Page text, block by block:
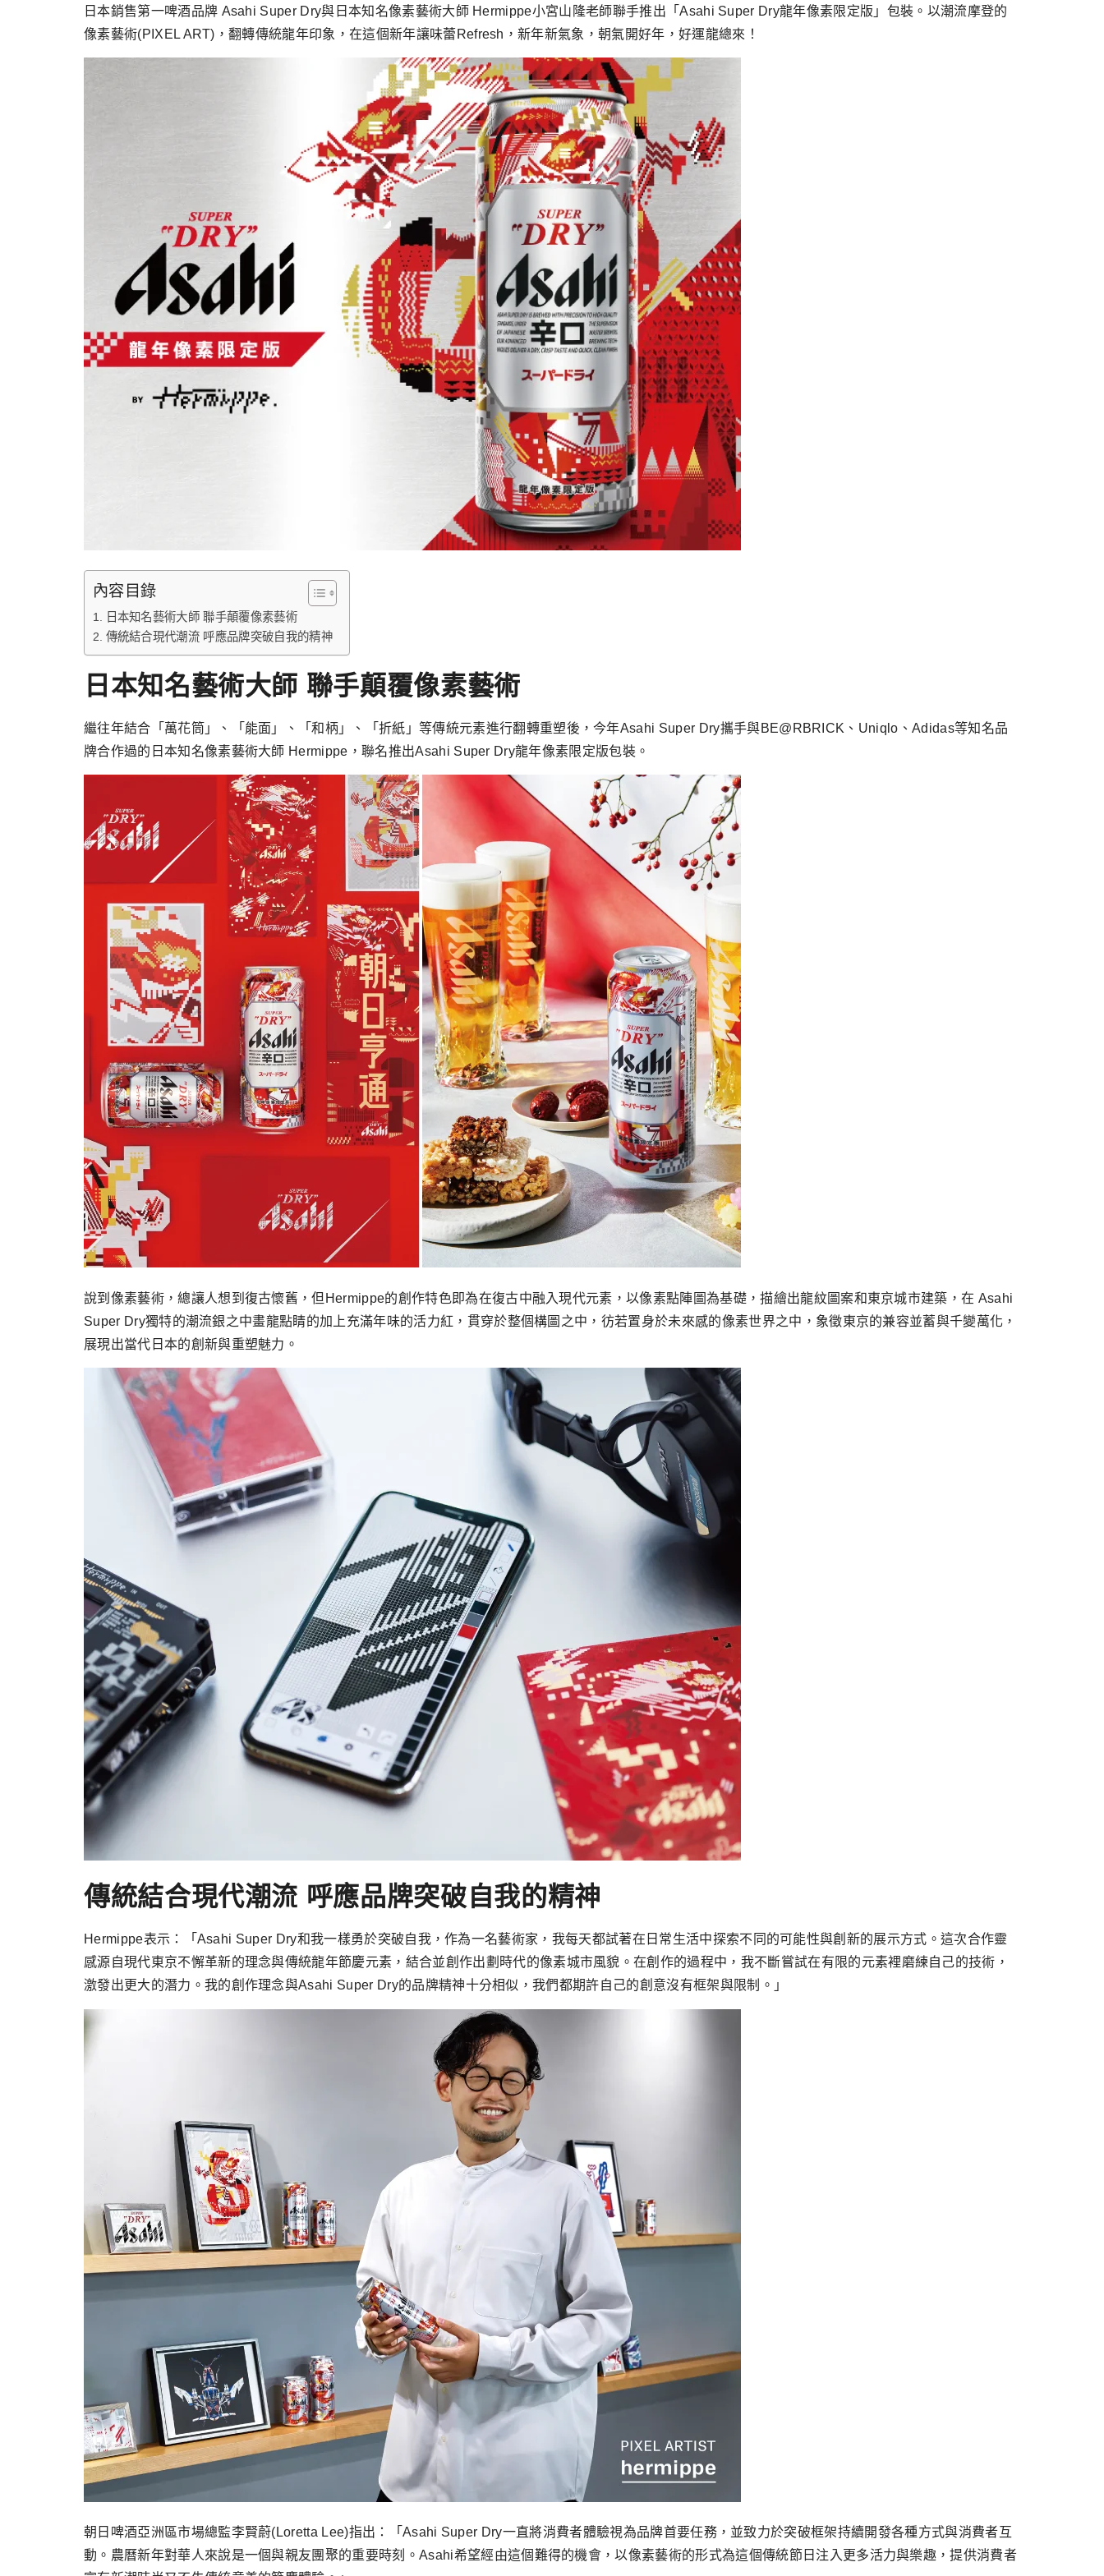
日本銷售第一啤酒品牌 Asahi Super Dry與日本知名像素藝術大師 Hermippe小宮山隆老師聯手推出「Asahi Super Dry龍年像素限定版」包裝。以潮流摩登的
像素藝術(PIXEL ART)，翻轉傳統龍年印象，在這個新年讓味蕾Refresh，新年新氣象，朝氣開好年，好運龍總來！
內容目錄
日本知名藝術大師 聯手顛覆像素藝術
傳統結合現代潮流 呼應品牌突破自我的精神
日本知名藝術大師 聯手顛覆像素藝術
繼往年結合「萬花筒」、「能面」、「和柄」、「折紙」等傳統元素進行翻轉重塑後，今年Asahi Super Dry攜手與BE@RBRICK、Uniqlo、Adidas等知名品
牌合作過的日本知名像素藝術大師 Hermippe，聯名推出Asahi Super Dry龍年像素限定版包裝。
說到像素藝術，總讓人想到復古懷舊，但Hermippe的創作特色即為在復古中融入現代元素，以像素點陣圖為基礎，描繪出龍紋圖案和東京城市建築，在 Asahi
Super Dry獨特的潮流銀之中畫龍點睛的加上充滿年味的活力紅，貫穿於整個構圖之中，彷若置身於未來感的像素世界之中，象徵東京的兼容並蓄與千變萬化，
展現出當代日本的創新與重塑魅力。
傳統結合現代潮流 呼應品牌突破自我的精神
Hermippe表示：「Asahi Super Dry和我一樣勇於突破自我，作為一名藝術家，我每天都試著在日常生活中探索不同的可能性與創新的展示方式。這次合作靈
感源自現代東京不懈革新的理念與傳統龍年節慶元素，結合並創作出劃時代的像素城市風貌。在創作的過程中，我不斷嘗試在有限的元素裡磨練自己的技術，
激發出更大的潛力。我的創作理念與Asahi Super Dry的品牌精神十分相似，我們都期許自己的創意沒有框架與限制。」
朝日啤酒亞洲區市場總監李賢蔚(Loretta Lee)指出：「Asahi Super Dry一直將消費者體驗視為品牌首要任務，並致力於突破框架持續開發各種方式與消費者互
動。農曆新年對華人來說是一個與親友團聚的重要時刻。Asahi希望經由這個難得的機會，以像素藝術的形式為這個傳統節日注入更多活力與樂趣，提供消費者